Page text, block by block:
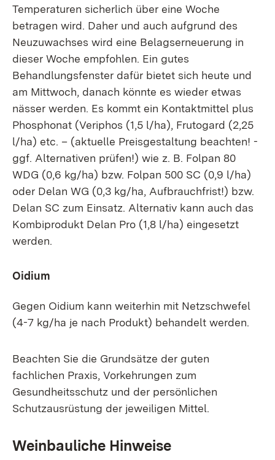
Temperaturen sicherlich über eine Woche
betragen wird. Daher und auch aufgrund des
Neuzuwachses wird eine Belagserneuerung in
dieser Woche empfohlen. Ein gutes
Behandlungsfenster dafür bietet sich heute und
am Mittwoch, danach könnte es wieder etwas
nässer werden. Es kommt ein Kontaktmittel plus
Phosphonat (Veriphos (1,5 l/ha), Frutogard (2,25
l/ha) etc. – (aktuelle Preisgestaltung beachten! -
ggf. Alternativen prüfen!) wie z. B. Folpan 80
WDG (0,6 kg/ha) bzw. Folpan 500 SC (0,9 l/ha)
oder Delan WG (0,3 kg/ha, Aufbrauchfrist!) bzw.
Delan SC zum Einsatz. Alternativ kann auch das
Kombiprodukt Delan Pro (1,8 l/ha) eingesetzt
werden.
Oidium
Gegen Oidium kann weiterhin mit Netzschwefel
(4-7 kg/ha je nach Produkt) behandelt werden.
Beachten Sie die Grundsätze der guten
fachlichen Praxis, Vorkehrungen zum
Gesundheitsschutz und der persönlichen
Schutzausrüstung der jeweiligen Mittel.
Weinbauliche Hinweise